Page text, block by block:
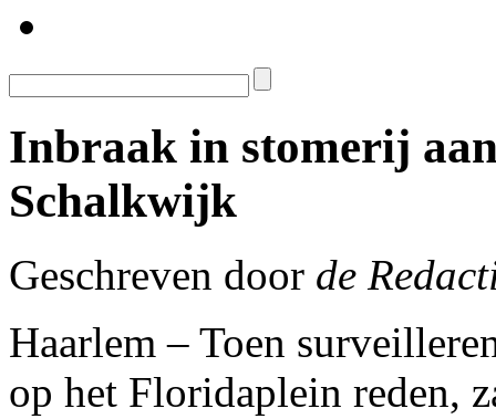
Inbraak in stomerij
Schalkwijk
Geschreven door de
Haarlem – Toen
op het Floridaplein reden,